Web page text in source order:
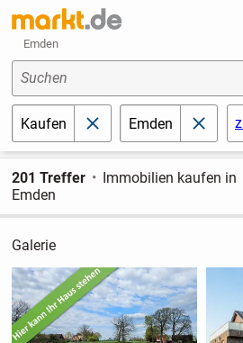
Emden
Suchen
Kaufen schließenEmden
201 Treffer
Immobilien kaufen in
Emden
Galerie